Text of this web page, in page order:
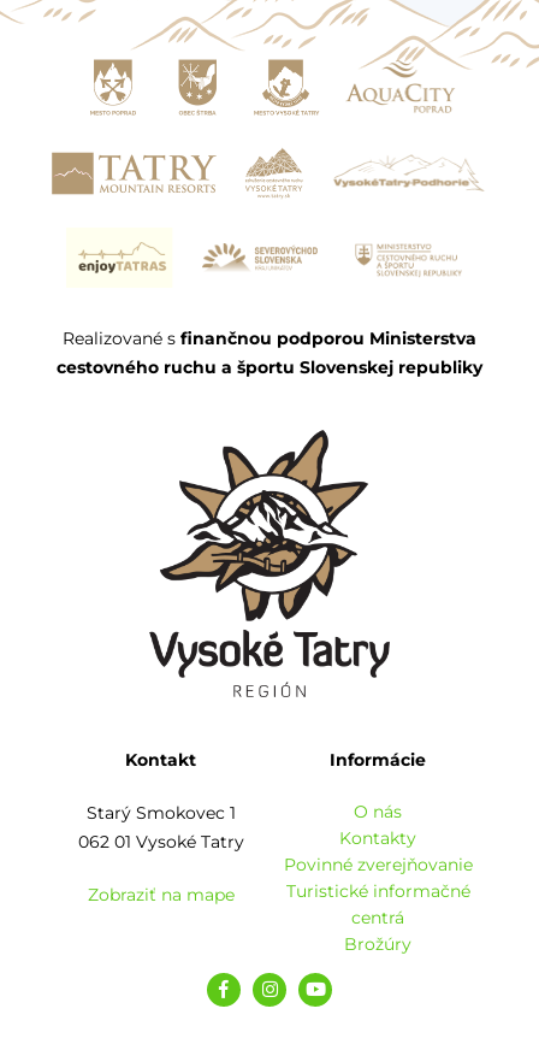
Realizované s finančnou podporou Ministerstva
cestovného ruchu a športu Slovenskej republiky
Kontakt
Starý Smokovec 1
062 01 Vysoké Tatry
Zobraziť na mape
Informácie
O nás
Kontakty
Povinné zverejňovanie
Turistické informačné
centrá
Brožúry